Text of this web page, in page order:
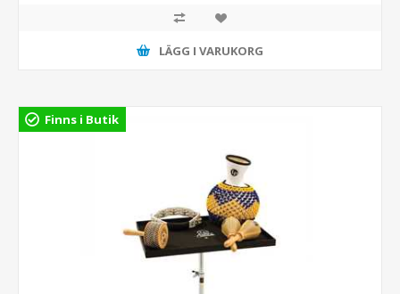
LÄGG I VARUKORG
Finns i Butik